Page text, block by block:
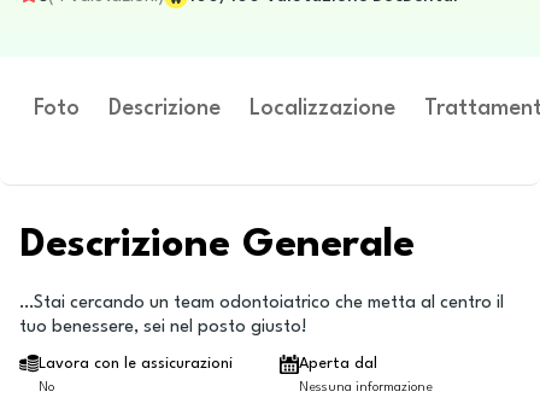
Foto Descrizione Localizzazione
Descrizione Generale
…Stai cercando un team odontoiatrico che metta al centro il
tuo benessere, sei nel posto giusto!
Lavora con le assicurazioni
No
Aperta dal
Nessuna informazione